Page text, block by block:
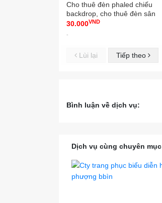
Cho thuê đèn phaled chiếu
backdrop, cho thuê đèn sân
khấu
30.000VND
-
Lùi lại Tiếp theo
Bình luận về dịch vụ:
Dịch vụ cùng chuyên mục